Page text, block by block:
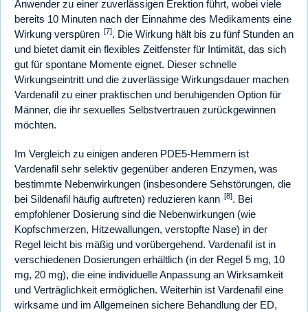
Anwender zu einer zuverlässigen Erektion führt, wobei viele
bereits 10 Minuten nach der Einnahme des Medikaments eine
Wirkung verspüren [7]. Die Wirkung hält bis zu fünf Stunden an
und bietet damit ein flexibles Zeitfenster für Intimität, das sich
gut für spontane Momente eignet. Dieser schnelle
Wirkungseintritt und die zuverlässige Wirkungsdauer machen
Vardenafil zu einer praktischen und beruhigenden Option für
Männer, die ihr sexuelles Selbstvertrauen zurückgewinnen
möchten.
Im Vergleich zu einigen anderen PDE5-Hemmern ist
Vardenafil sehr selektiv gegenüber anderen Enzymen, was
bestimmte Nebenwirkungen (insbesondere Sehstörungen, die
bei Sildenafil häufig auftreten) reduzieren kann [8]. Bei
empfohlener Dosierung sind die Nebenwirkungen (wie
Kopfschmerzen, Hitzewallungen, verstopfte Nase) in der
Regel leicht bis mäßig und vorübergehend. Vardenafil ist in
verschiedenen Dosierungen erhältlich (in der Regel 5 mg, 10
mg, 20 mg), die eine individuelle Anpassung an Wirksamkeit
und Verträglichkeit ermöglichen. Weiterhin ist Vardenafil eine
wirksame und im Allgemeinen sichere Behandlung der ED,